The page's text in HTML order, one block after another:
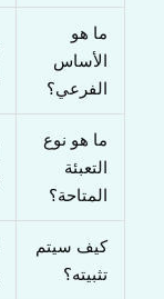
ما هو
الأساس
الفرعي؟
ما هو نوع
التعبئة
المتاحة؟
كيف سيتم
تثبيته؟